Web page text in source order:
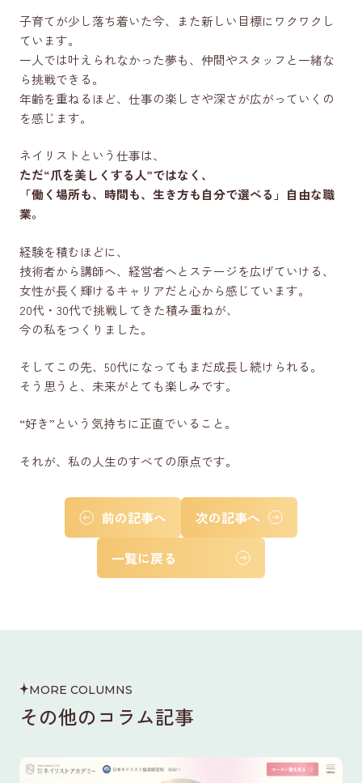
子育てが少し落ち着いた今、また新しい目標にワクワクし
ています。
一人では叶えられなかった夢も、仲間やスタッフと一緒な
ら挑戦できる。
年齢を重ねるほど、仕事の楽しさや深さが広がっていくの
を感じます。
ネイリストという仕事は、
ただ“爪を美しくする人”ではなく、
「働く場所も、時間も、生き方も自分で選べる」自由な職
業。
経験を積むほどに、
技術者から講師へ、経営者へとステージを広げていける、
女性が長く輝けるキャリアだと心から感じています。
20代・30代で挑戦してきた積み重ねが、
今の私をつくりました。
そしてこの先、50代になってもまだ成長し続けられる。
そう思うと、未来がとても楽しみです。
“好き”という気持ちに正直でいること。
それが、私の人生のすべての原点です。
前の記事へ 次の記事へ
一覧に戻る
MORE COLUMNS
その他のコラム記事